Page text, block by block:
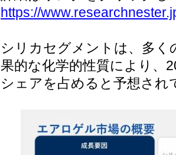
https://
シリカセグメントは、多く
果的な化学的性質により、
シェアを占めると予想され